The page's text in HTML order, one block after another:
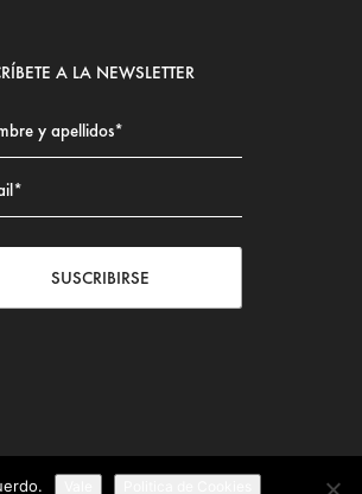
A LA NEWSLETTER
SUSCRIBIRSE